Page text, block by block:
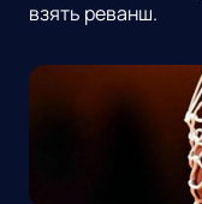
взять реванш.